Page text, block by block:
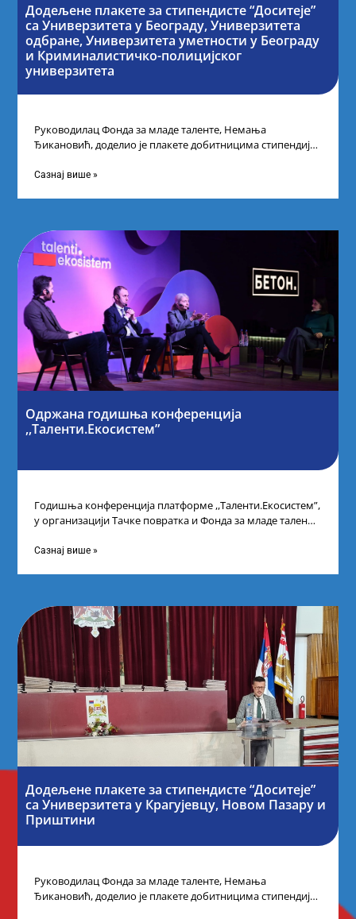
Додељене плакете за стипендисте “Доситеје”
са Универзитета у Београду, Универзитета
одбране, Универзитета уметности у Београду
и Криминалистичко-полицијског
универзитета
Руководилац Фонда за младе таленте, Немања
Ђикановић, доделио је плакете добитницима стипендије
технолошком парку
Сазнај више »
Одржана годишња конференција
,,Таленти.Екосистем”
Годишња конференција платформе ,,Таленти.Екосистем”,
у организацији Тачке повратка и Фонда за младе таленте
Сазнај више »
Додељене плакете за стипендисте “Доситеје”
са Универзитета у Крагујевцу, Новом Пазару и
Приштини
Руководилац Фонда за младе таленте, Немања
Ђикановић, доделио је плакете добитницима стипендије